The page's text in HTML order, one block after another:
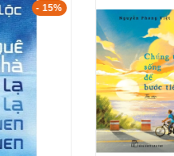
- 15%